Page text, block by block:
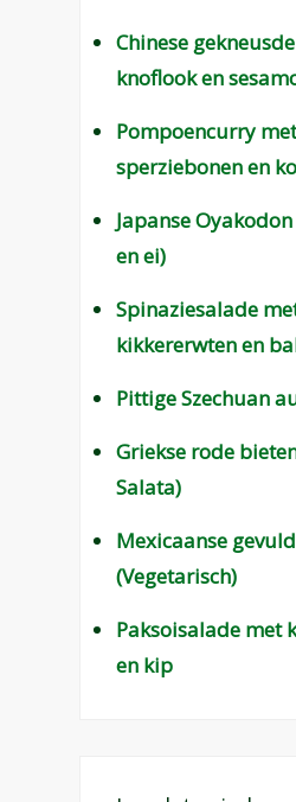
Chinese
knoflook en
Pompoencurry
sperziebonen en
Japanse
en ei)
Spinaziesalade
kikkererwten en
Pittige Szechuan
Griekse rode
Salata)
Mexicaanse
(Vegetarisch)
Paksoisalade met
en kip